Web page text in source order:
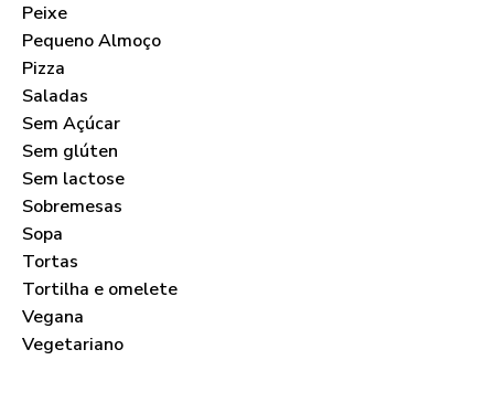
Peixe
Pequeno Almoço
Pizza
Saladas
Sem Açúcar
Sem glúten
Sem lactose
Sobremesas
Sopa
Tortas
Tortilha e omelete
Vegana
Vegetariano